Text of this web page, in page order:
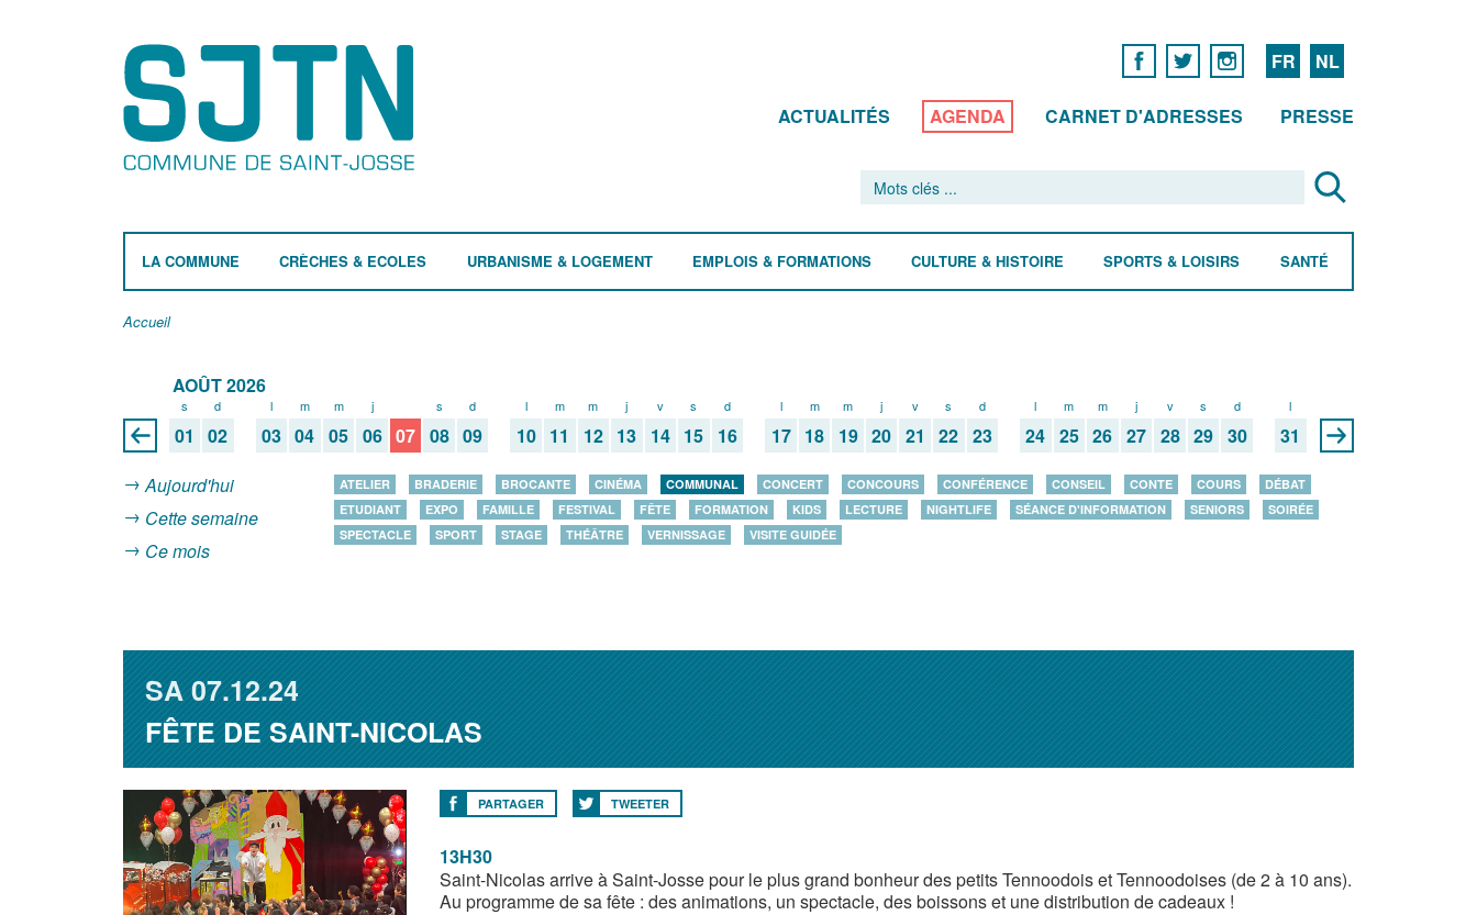
FR NL
ACTUALITÉS AGENDA CARNET D'ADRESSES PRESSE
LA COMMUNE CRÈCHES & ECOLES URBANISME & LOGEMENT EMPLOIS & FORMATIONS CULTURE & HISTOIRE SPORTS & LOISIRS SANTÉ
Accueil
AOÛT 2026
s
01
d
02
l
03
m
04
m
05
j
06 07
s
08
d
09
l
10
m
11
m
12
j
13
v
14
s
15
d
16
l
17
m
18
m
19
j
20
v
21
s
22
d
23
l
24
m
25
m
26
j
27
v
28
s
29
d
30
l
31
Aujourd'hui
Cette semaine
Ce mois
ATELIER BRADERIE BROCANTE CINÉMA COMMUNAL CONCERT CONCOURS CONFÉRENCE CONSEIL CONTE COURS
DÉBAT
ETUDIANT
EXPO FAMILLE FESTIVAL FÊTE FORMATION KIDS LECTURE NIGHTLIFE SÉANCE D'INFORMATION SENIORS
SOIRÉE
SPECTACLE
SPORT STAGE THÉÂTRE VERNISSAGE VISITE GUIDÉE
SA07.12.24
FÊTE DE SAINT-NICOLAS
PARTAGER TWEETER
13H30
Saint-Nicolas arrive à Saint-Josse pour le plus grand bonheur des petits Tennoodois et Tennoodoises (de 2 à 10 ans).
Au programme de sa fête : des animations, un spectacle, des boissons et une distribution de cadeaux !